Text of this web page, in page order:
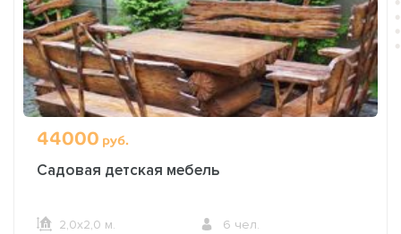
44000 руб.
Садовая детская мебель
2,0х2,0 м. 6 чел.